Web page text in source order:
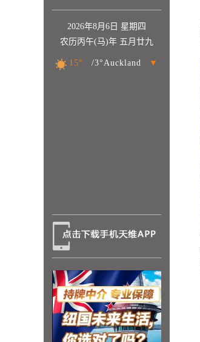
2026年8月6日 星期四
农历丙午(马)年 五月廿九
15° /3°Auckland ▼